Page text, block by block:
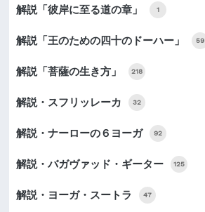
解説「彼岸に至る道の章」 1
解説「王のための四十のドーハー」 59
解説「菩薩の生き方」 218
解説・スフリッレーカ 32
解説・ナーローの６ヨーガ 92
解説・バガヴァッド・ギーター 125
解説・ヨーガ・スートラ 47